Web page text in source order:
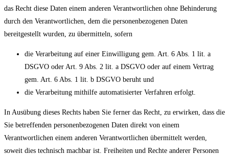
das Recht diese Daten einem anderen Verantwortlichen ohne Behinderung
durch den Verantwortlichen, dem die personenbezogenen Daten
bereitgestellt wurden, zu übermitteln, sofern
die Verarbeitung auf einer Einwilligung gem. Art. 6 Abs. 1 lit. a
DSGVO oder Art. 9 Abs. 2 lit. a DSGVO oder auf einem Vertrag
gem. Art. 6 Abs. 1 lit. b DSGVO beruht und
die Verarbeitung mithilfe automatisierter Verfahren erfolgt.
In Ausübung dieses Rechts haben Sie ferner das Recht, zu erwirken, dass die
Sie betreffenden personenbezogenen Daten direkt von einem
Verantwortlichen einem anderen Verantwortlichen übermittelt werden,
soweit dies technisch machbar ist. Freiheiten und Rechte anderer Personen